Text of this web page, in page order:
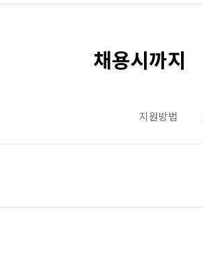
채용시까지
지원방법